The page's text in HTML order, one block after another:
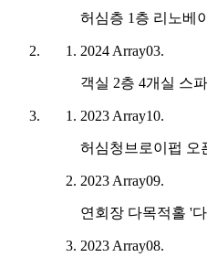
허심층 1층 리노베
2024 Array03.
객실 2층 4개실 스
2023 Array10.
허심청브로이펍 오
2023 Array09.
연회장 다목적홀 '
2023 Array08.